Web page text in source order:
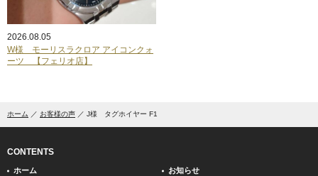
2026.08.05
W様 モーリスラクロア アイコンクォ
ーツ 【フェリオ店】
ホーム お客様の声 J様 タグホイヤー F1
CONTENTS
ホーム
お知らせ